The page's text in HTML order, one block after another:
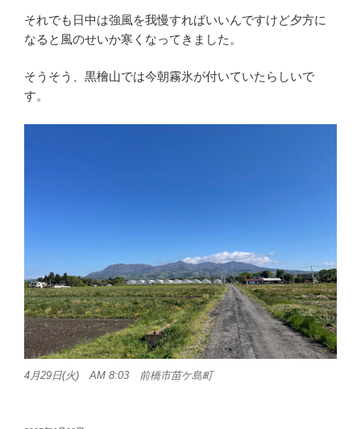
それでも日中は強風を我慢すればいいんですけど夕方に
なると風のせいか寒くなってきました。
そうそう、黒檜山では今朝霧氷が付いていたらしいで
す。
4月29日(火) AM 8:03 前橋市苗ケ島町